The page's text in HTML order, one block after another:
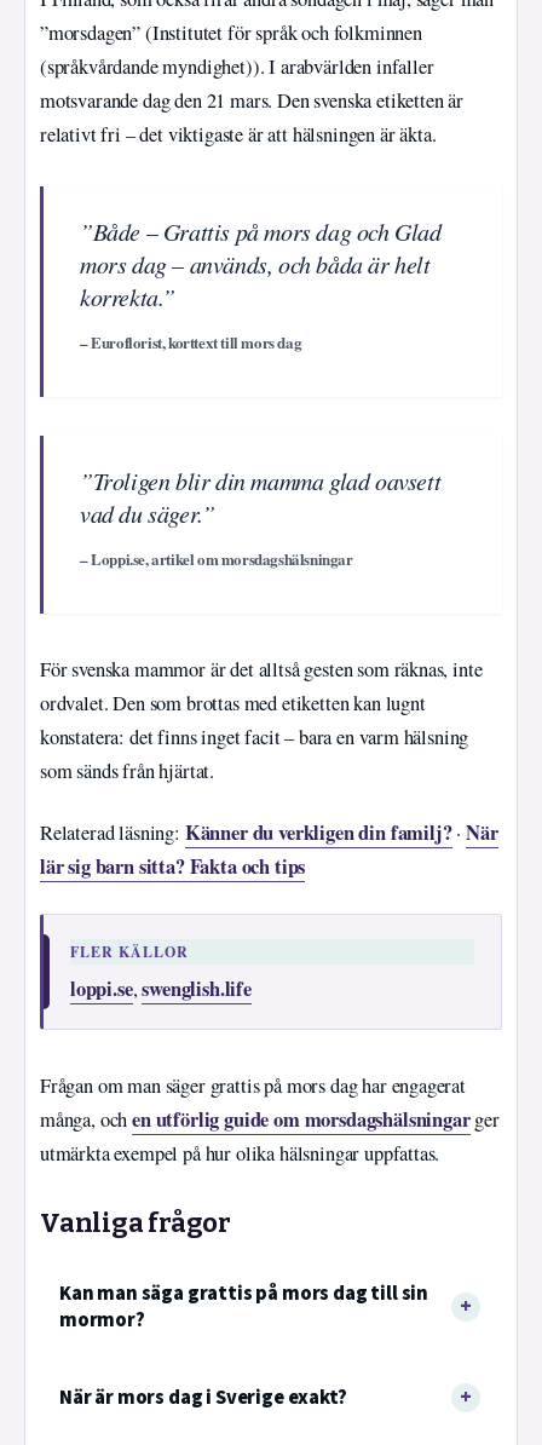
”morsdagen” (Institutet för språk och folkminnen
(språkvårdande myndighet)). I arabvärlden infaller
motsvarande dag den 21 mars. Den svenska etiketten är
relativt fri – det viktigaste är att hälsningen är äkta.
”Både – Grattis på mors dag och Glad
mors dag – används, och båda är helt
korrekta.”
– Euroflorist, korttext till mors dag
”Troligen blir din mamma glad oavsett
vad du säger.”
– Loppi.se, artikel om morsdagshälsningar
För svenska mammor är det alltså gesten som räknas, inte
ordvalet. Den som brottas med etiketten kan lugnt
konstatera: det finns inget facit – bara en varm hälsning
som sänds från hjärtat.
Relaterad läsning: Känner du verkligen din familj?·När
lär sig barn sitta? Fakta och tips
FLER KÄLLOR
loppi.se,swenglish.life
Frågan om man säger grattis på mors dag har engagerat
många, ochen utförlig guide om morsdagshälsningarger
utmärkta exempel på hur olika hälsningar uppfattas.
Vanliga frågor
Kan man säga grattis på mors dag till sin
mormor?
När är mors dag i Sverige exakt?